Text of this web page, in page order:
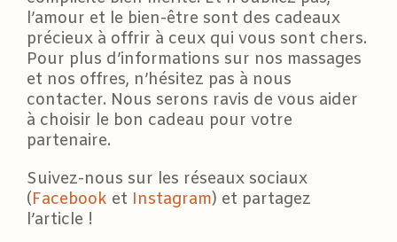
l’amour et le bien-être sont des cadeaux
précieux à offrir à ceux qui vous sont chers.
Pour plus d’informations sur nos massages
et nos offres, n’hésitez pas à nous
contacter. Nous serons ravis de vous aider
à choisir le bon cadeau pour votre
partenaire.
Suivez-nous sur les réseaux sociaux
(Facebook et Instagram) et partagez
l’article !